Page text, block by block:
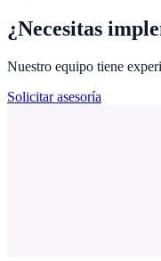
¿Necesitas
Nuestro equipo tiene
Solicitar asesoría